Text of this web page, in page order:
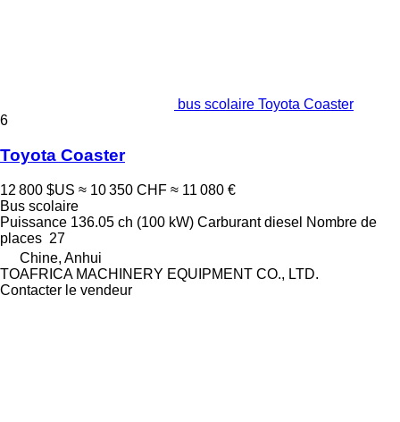
bus scolaire Toyota Coaster
6
Toyota Coaster
12 800 $US ≈ 10 350 CHF ≈ 11 080 €
Bus scolaire
Puissance 136.05 ch (100 kW) Carburant diesel Nombre de
places 27
Chine, Anhui
TOAFRICA MACHINERY EQUIPMENT CO., LTD.
Contacter le vendeur